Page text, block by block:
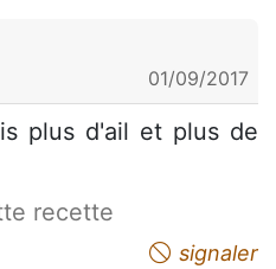
01/09/2017
plus d'ail et plus de
recette
signaler